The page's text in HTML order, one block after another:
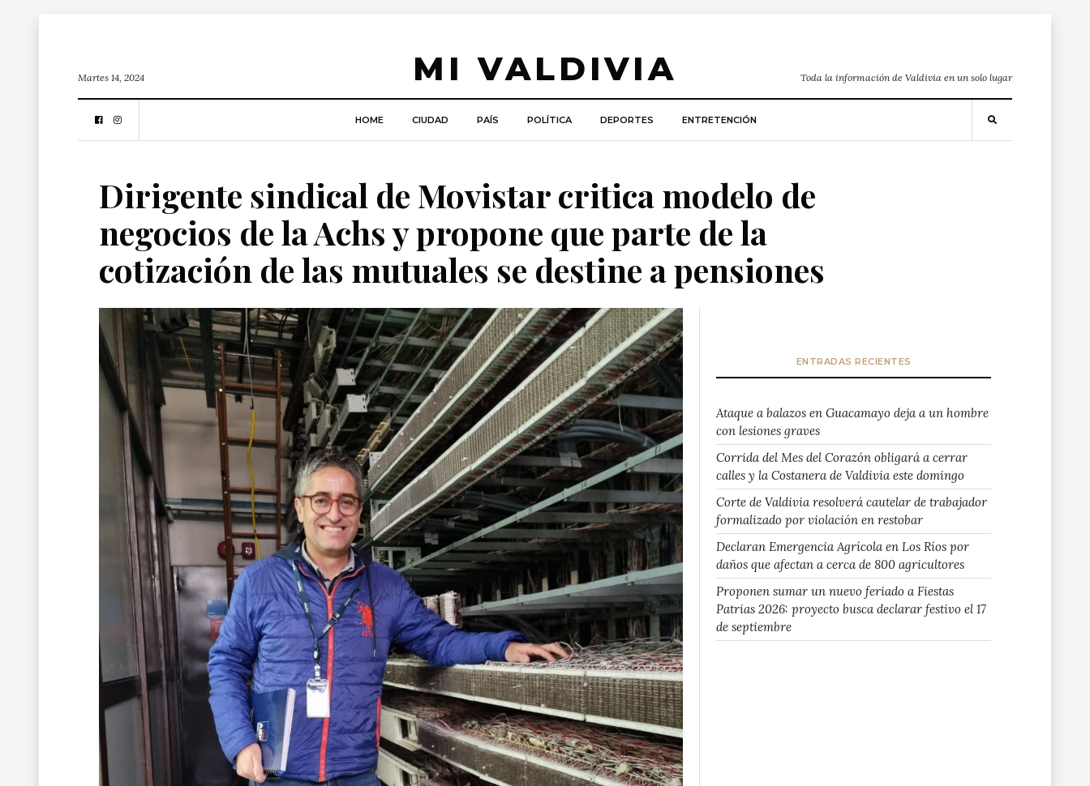
MI VALDIVIA
Martes 14, 2024 Toda la información de Valdivia en un solo lugar
HOME CIUDAD PAÍS POLÍTICA DEPORTES ENTRETENCIÓN
Dirigente sindical de Movistar critica modelo de
negocios de la Achs y propone que parte de la
cotización de las mutuales se destine a pensiones
ENTRADAS RECIENTES
Ataque a balazos en Guacamayo deja a un hombre
con lesiones graves
Corrida del Mes del Corazón obligará a cerrar
calles y la Costanera de Valdivia este domingo
Corte de Valdivia resolverá cautelar de trabajador
formalizado por violación en restobar
Declaran Emergencia Agrícola en Los Ríos por
daños que afectan a cerca de 800 agricultores
Proponen sumar un nuevo feriado a Fiestas
Patrias 2026: proyecto busca declarar festivo el 17
de septiembre